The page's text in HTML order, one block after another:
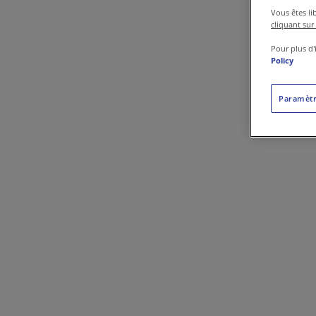
Vous êtes
cliquant sur
Pour plus
Policy